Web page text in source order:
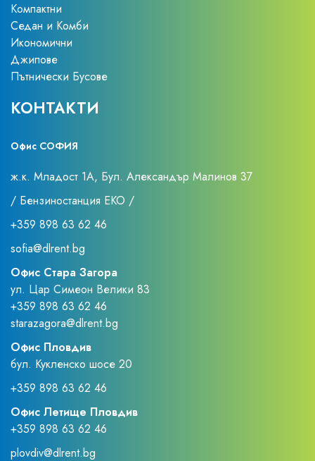
Компактни
Седан и Комби
Икономични
Джипове
Пътнически Бусове
КОНТАКТИ
Офис СОФИЯ
ж.к. Младост 1А, Бул. Александър Малинов 37
/ Бензиностанция ЕКО /
+359 898 63 62 46
sofia@dlrent.bg
Офис Стара Загора
ул. Цар Симеон Велики 83
+359 898 63 62 46
starazagora@dlrent.bg
Офис Пловдив
бул. Кукленско шосе 20
+359 898 63 62 46
Офис Летище Пловдив
+359 898 63 62 46
plovdiv@dlrent.bg